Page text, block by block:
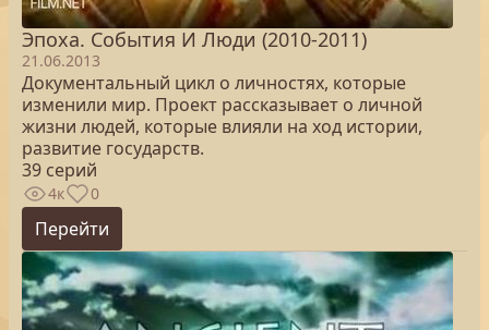
Эпоха. Cобытия И Люди (2010-2011)
21.06.2013
Документальный цикл о личностях, которые
изменили мир. Проект рассказывает о личной
жизни людей, которые влияли на ход истории,
развитие государств.
39 серий
4к 0
Перейти